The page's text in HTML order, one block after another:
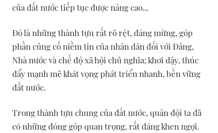
của đất nước tiếp tục được nâng cao...
Đó là những thành tựu rất rõ rệt, đáng mừng, góp
phần củng cố niềm tin của nhân dân đối với Đảng,
Nhà nước và chế độ xã hội chủ nghĩa; khơi dậy, thúc
đẩy mạnh mẽ khát vọng phát triển nhanh, bền vững
đất nước.
Trong thành tựu chung của đất nước, quân đội ta đã
có những đóng góp quan trọng, rất đáng khen ngợi.